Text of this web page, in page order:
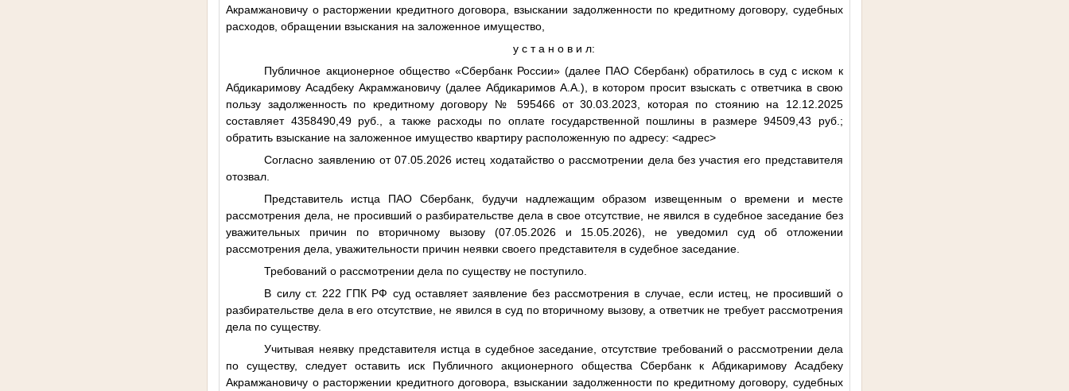
Акрамжановичу о расторжении кредитного договора, взыскании задолженности по кредитному договору, судебных
расходов, обращении взыскания на заложенное имущество,
у с т а н о в и л:
Публичное акционерное общество «Сбербанк России» (далее ПАО Сбербанк) обратилось в суд с иском к
Абдикаримову Асадбеку Акрамжановичу (далее Абдикаримов А.А.), в котором просит взыскать с ответчика в свою
пользу задолженность по кредитному договору № 595466 от 30.03.2023, которая по стоянию на 12.12.2025
составляет 4358490,49 руб., а также расходы по оплате государственной пошлины в размере 94509,43 руб.;
обратить взыскание на заложенное имущество квартиру расположенную по адресу:<адрес>
Согласно заявлению от 07.05.2026 истец ходатайство о рассмотрении дела без участия его представителя
отозвал.
Представитель истца ПАО Сбербанк, будучи надлежащим образом извещенным о времени и месте
рассмотрения дела, не просивший о разбирательстве дела в свое отсутствие, не явился в судебное заседание без
уважительных причин по вторичному вызову (07.05.2026 и 15.05.2026), не уведомил суд об отложении
рассмотрения дела, уважительности причин неявки своего представителя в судебное заседание.
Требований о рассмотрении дела по существу не поступило.
В силу ст. 222 ГПК РФ суд оставляет заявление без рассмотрения в случае, если истец, не просивший о
разбирательстве дела в его отсутствие, не явился в суд по вторичному вызову, а ответчик не требует рассмотрения
дела по существу.
Учитывая неявку представителя истца в судебное заседание, отсутствие требований о рассмотрении дела
по существу, следует оставить иск Публичного акционерного общества Сбербанк к Абдикаримову Асадбеку
Акрамжановичу о расторжении кредитного договора, взыскании задолженности по кредитному договору, судебных